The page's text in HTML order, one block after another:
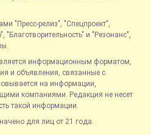
"Пресс-релиз", "Спецпроект",
"Благотворительность" и "Резонанс",
информационным форматом,
и объявления, связанные с
на информации,
компаниями. Редакция не несет
такой информации.
для лиц от 21 года.